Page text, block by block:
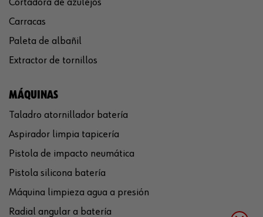
Carracas
Paleta de albañil
Extractor de tornillos
MÁQUINAS
Taladro atornillador batería
Aspirador limpia tapicería
Pistola de impacto neumática
Pistola silicona batería
Máquina limpieza agua a presión
Radial angular a batería